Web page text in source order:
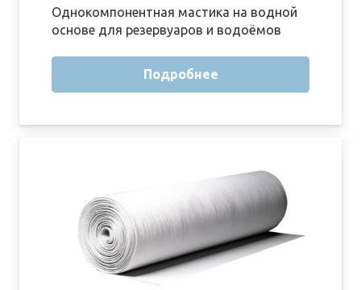
Однокомпонентная мастика на водной
основе для резервуаров и водоёмов
Подробнее